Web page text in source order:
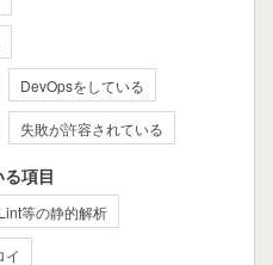
DevOpsをしている
失敗が許容されている
項目
Lint等の静的解析
イ